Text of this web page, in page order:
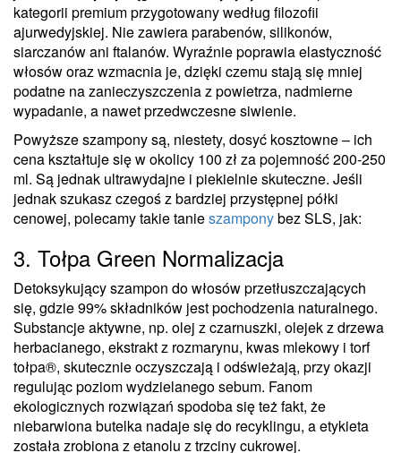
kategorii premium przygotowany według filozofii
ajurwedyjskiej. Nie zawiera parabenów, silikonów,
siarczanów ani ftalanów. Wyraźnie poprawia elastyczność
włosów oraz wzmacnia je, dzięki czemu stają się mniej
podatne na zanieczyszczenia z powietrza, nadmierne
wypadanie, a nawet przedwczesne siwienie.
Powyższe szampony są, niestety, dosyć kosztowne – ich
cena kształtuje się w okolicy 100 zł za pojemność 200-250
ml. Są jednak ultrawydajne i piekielnie skuteczne. Jeśli
jednak szukasz czegoś z bardziej przystępnej półki
cenowej, polecamy takie tanieszamponybez SLS, jak:
3. Tołpa Green Normalizacja
Detoksykujący szampon do włosów przetłuszczających
się, gdzie 99% składników jest pochodzenia naturalnego.
Substancje aktywne, np. olej z czarnuszki, olejek z drzewa
herbacianego, ekstrakt z rozmarynu, kwas mlekowy i torf
tołpa®, skutecznie oczyszczają i odświeżają, przy okazji
regulując poziom wydzielanego sebum. Fanom
ekologicznych rozwiązań spodoba się też fakt, że
niebarwiona butelka nadaje się do recyklingu, a etykieta
została zrobiona z etanolu z trzciny cukrowej.